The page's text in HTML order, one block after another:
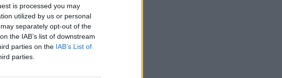
is processed you may
utilized by us or personal
separately opt-out of the
the IAB’s list of downstream
parties on the IAB’s List of
parties.
výhodný
trestnou